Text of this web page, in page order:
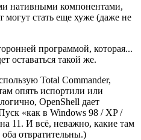
нативными компонентами,
стать еще хуже (даже не
программой, которая...
оставаться такой же.
Total Commander,
опять испортили или
OpenShell дает
«как в Windows 98 / XP /
11. И всё, неважно, какие там
отвратительны.)